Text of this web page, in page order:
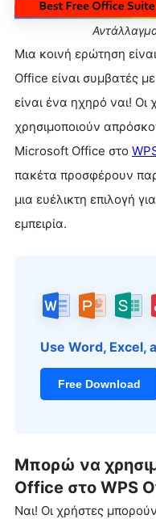
Μια κοινή ερώτηση
Office είναι συμβατές
είναι ένα ηχηρό ναι!
χρησιμοποιούν
Microsoft Office στο
πακέτα προσφέρουν
μια ευέλικτη επιλογή
εμπειρία.
Use Word, Excel,
Free Download
Μπορώ να
Office στο WPS
Ναι! Οι χρήστες